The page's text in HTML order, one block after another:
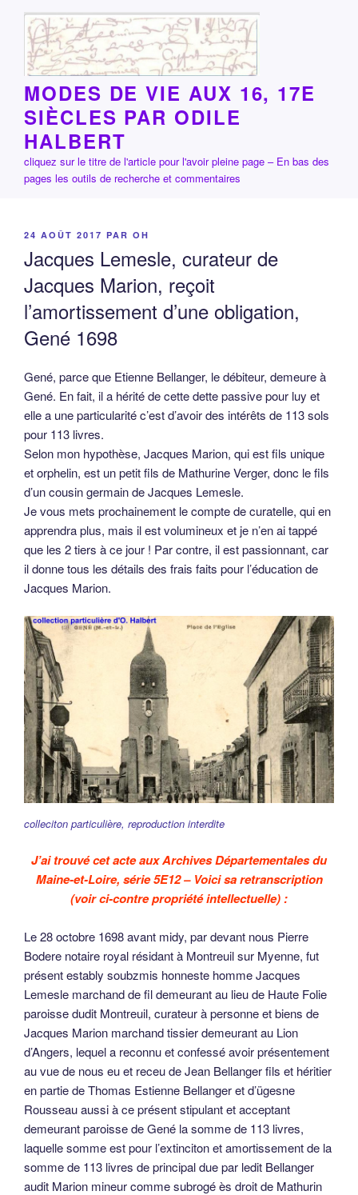
contenu
principal
MODES DE VIE AUX 16, 17E
SIÈCLES PAR ODILE
HALBERT
cliquez sur le titre de l'article pour l'avoir pleine page – En bas des
pages les outils de recherche et commentaires
PUBLIÉ
24 AOÛT 2017 PAR OH
Jacques Lemesle, curateur de
Jacques Marion, reçoit
l’amortissement d’une obligation,
Gené 1698
Gené, parce que Etienne Bellanger, le débiteur, demeure à
Gené. En fait, il a hérité de cette dette passive pour luy et
elle a une particularité c’est d’avoir des intérêts de 113 sols
pour 113 livres.
Selon mon hypothèse, Jacques Marion, qui est fils unique
et orphelin, est un petit fils de Mathurine Verger, donc le fils
d’un cousin germain de Jacques Lemesle.
Je vous mets prochainement le compte de curatelle, qui en
apprendra plus, mais il est volumineux et je n’en ai tappé
que les 2 tiers à ce jour ! Par contre, il est passionnant, car
il donne tous les détails des frais faits pour l’éducation de
Jacques Marion.
colleciton particulière, reproduction interdite
J’ai trouvé cet acte aux Archives Départementales du
Maine-et-Loire, série 5E12 – Voici sa retranscription
(voir ci-contre propriété intellectuelle) :
Le 28 octobre 1698 avant midy, par devant nous Pierre
Bodere notaire royal résidant à Montreuil sur Myenne, fut
présent estably soubzmis honneste homme Jacques
Lemesle marchand de fil demeurant au lieu de Haute Folie
paroisse dudit Montreuil, curateur à personne et biens de
Jacques Marion marchand tissier demeurant au Lion
d’Angers, lequel a reconnu et confessé avoir présentement
au vue de nous eu et receu de Jean Bellanger fils et héritier
en partie de Thomas Estienne Bellanger et d’ügesne
Rousseau aussi à ce présent stipulant et acceptant
demeurant paroisse de Gené la somme de 113 livres,
laquelle somme est pour l’extinciton et amortissement de la
somme de 113 livres de principal due par ledit Bellanger
audit Marion mineur comme subrogé ès droit de Mathurin